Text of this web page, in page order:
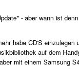
- aber wann ist
habe CD'S einzulegen
auf dem
mit einem Samsung